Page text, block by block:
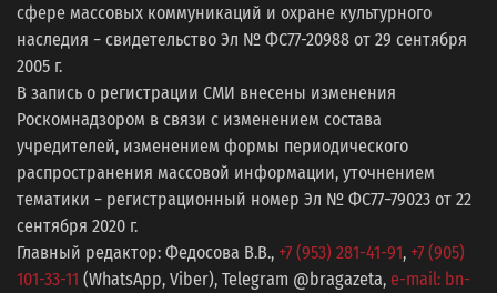
сфере массовых коммуникаций и охране культурного
наследия − свидетельство Эл № ФС77-20988 от 29 сентября
2005 г.
В запись о регистрации СМИ внесены изменения
Роскомнадзором в связи с изменением состава
учредителей, изменением формы периодического
распространения массовой информации, уточнением
тематики − регистрационный номер Эл № ФС77−79023 от 22
сентября 2020 г.
Главный редактор: Федосова В.В., +7 (953) 281-41-91, +7 (905)
101-33-11 (WhatsApp, Viber), Telegram @bragazeta, e-mail: bn-